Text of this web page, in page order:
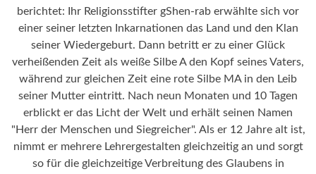
berichtet: Ihr Religionsstifter gShen-rab erwählte sich vor
einer seiner letzten Inkarnationen das Land und den Klan
seiner Wiedergeburt. Dann betritt er zu einer Glück
verheißenden Zeit als weiße Silbe A den Kopf seines Vaters,
während zur gleichen Zeit eine rote Silbe MA in den Leib
seiner Mutter eintritt. Nach neun Monaten und 10 Tagen
erblickt er das Licht der Welt und erhält seinen Namen
"Herr der Menschen und Siegreicher". Als er 12 Jahre alt ist,
nimmt er mehrere Lehrergestalten gleichzeitig an und sorgt
so für die gleichzeitige Verbreitung des Glaubens in